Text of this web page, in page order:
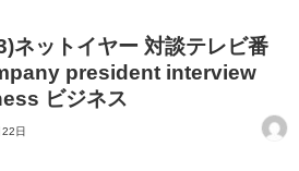
ネットイヤー 対談テレビ番
president interview
ビジネス
日